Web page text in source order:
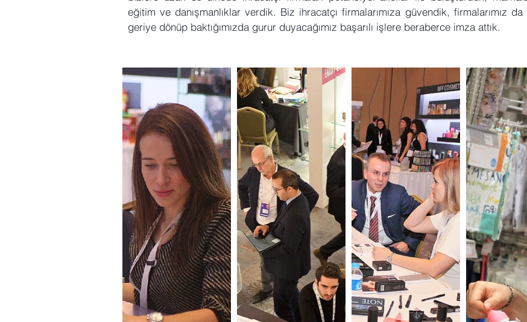
eğitim ve danışmanlıklar verdik. Biz ihracatçı firmalarımıza güvendik, firmalarımız
geriye dönüp baktığımızda gurur duyacağımız başarılı işlere beraberce imza attık.